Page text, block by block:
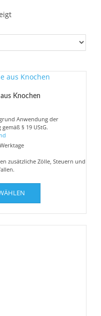
Knochen
Anwendung der
§ 19 UStG.
zusätzliche Zölle, Steuern und
Dieses
weist
mehrere
Varianten